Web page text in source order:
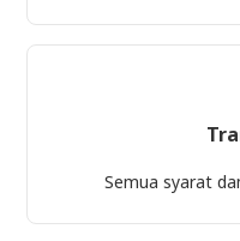
Semua syarat